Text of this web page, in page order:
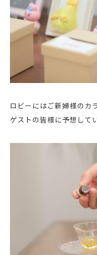
ロビーにはご新婦様のカ
ゲストの皆様に予想して